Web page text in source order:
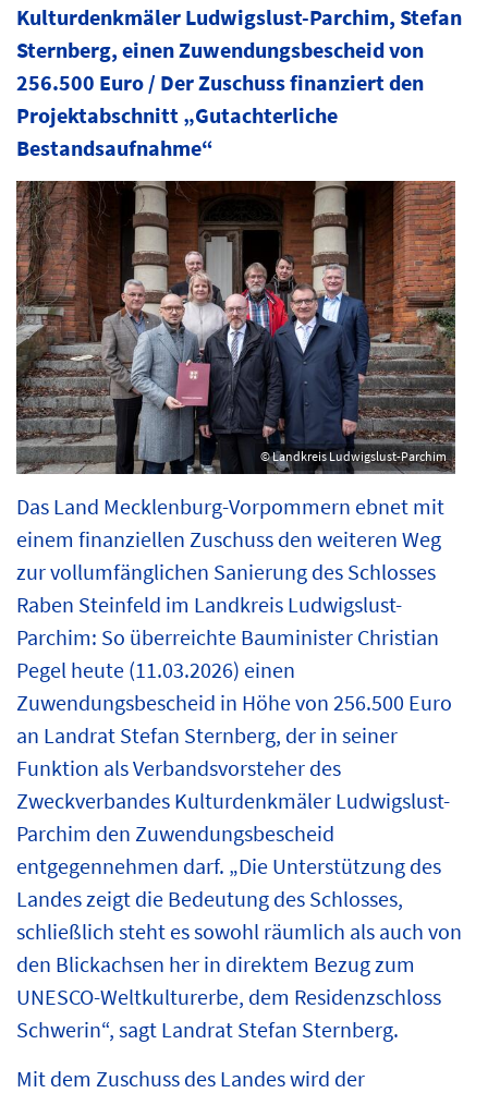
Kulturdenkmäler Ludwigslust-Parchim, Stefan
Sternberg, einen Zuwendungsbescheid von
256.500 Euro / Der Zuschuss finanziert den
Projektabschnitt „Gutachterliche
Bestandsaufnahme“
© Landkreis Ludwigslust-Parchim
Das Land Mecklenburg-Vorpommern ebnet mit
einem finanziellen Zuschuss den weiteren Weg
zur vollumfänglichen Sanierung des Schlosses
Raben Steinfeld im Landkreis Ludwigslust-
Parchim: So überreichte Bauminister Christian
Pegel heute (11.03.2026) einen
Zuwendungsbescheid in Höhe von 256.500 Euro
an Landrat Stefan Sternberg, der in seiner
Funktion als Verbandsvorsteher des
Zweckverbandes Kulturdenkmäler Ludwigslust-
Parchim den Zuwendungsbescheid
entgegennehmen darf. „Die Unterstützung des
Landes zeigt die Bedeutung des Schlosses,
schließlich steht es sowohl räumlich als auch von
den Blickachsen her in direktem Bezug zum
UNESCO-Weltkulturerbe, dem Residenzschloss
Schwerin“, sagt Landrat Stefan Sternberg.
Mit dem Zuschuss des Landes wird der